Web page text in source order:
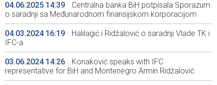
04.06.2025 14:39
Centralna banka BiH potpisala Sporazum
o saradnji sa Međunarodnom finansijskom korporacijom
04.03.2024 16:19
Halilagić i Ridžalović o saradnji Vlade TK i
IFC-a
03.06.2024 14:26
Konaković speaks with IFC
representative for BiH and Montenegro Armin Ridžalović